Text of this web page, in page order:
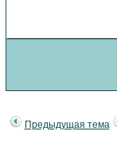
Предыдущая тема